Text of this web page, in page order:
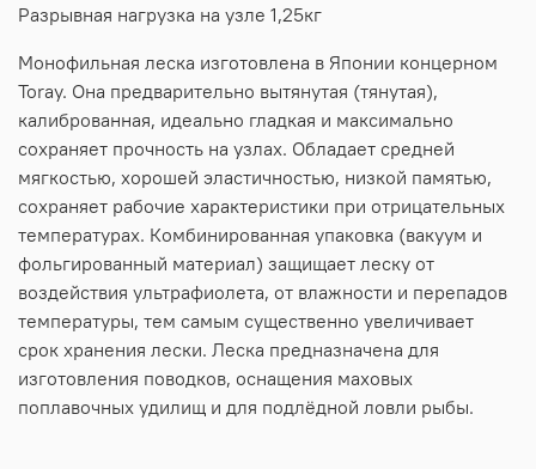
Разрывная нагрузка на узле 1,25кг
Монофильная леска изготовлена в Японии концерном
Toray. Она предварительно вытянутая (тянутая),
калиброванная, идеально гладкая и максимально
сохраняет прочность на узлах. Обладает средней
мягкостью, хорошей эластичностью, низкой памятью,
сохраняет рабочие характеристики при отрицательных
температурах. Комбинированная упаковка (вакуум и
фольгированный материал) защищает леску от
воздействия ультрафиолета, от влажности и перепадов
температуры, тем самым существенно увеличивает
срок хранения лески. Леска предназначена для
изготовления поводков, оснащения маховых
поплавочных удилищ и для подлёдной ловли рыбы.